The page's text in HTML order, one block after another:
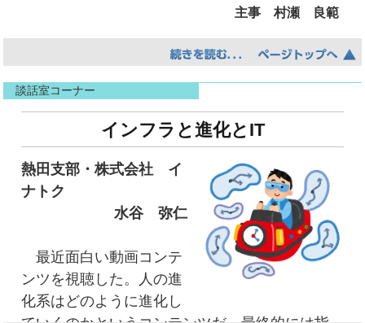
度の普及に協力するため、学区訓練への参加や
区関係防災訓練へ積極的に参画して周知を図っ
ています。
特に市民生活に近い区役所との連携は緊急時
には必須と考えており、区役所へ実態説明を積
極的に行っています。先だっては今年4月に就任
した区長さんのところに上下水道局の飯田局長
とともに地域に根差した名水協の防災活動など
実態を説明させていただきました。
こういった私どもの防災に対する地域に根差
した取組が評価され、平成29年に名古屋市防災
表彰をいただきました。
■2022年の事業戦略は
始）を迎えますが、その創設期においては、コ
レラやチフスなどの感染症への対策が大きな社
会問題となっており、保健衛生上の必要性から
水道、下水道の整備が進められたという経緯が
当時の飲料水は、住民が個別に掘った井戸に
頼ったものがほとんどでしたが、名古屋城を北
端とする南北に細長く連なる丘陵上に市街が形
成されていたため、地形上の理由から地下の伏
流水に乏しく、井戸水の多くは雨水や汚水が地
中に浸透して溜まった水というのが実態でし
た。井戸水の汚染や不衛生な排水事情は深刻で
あり、飲料に適する井戸は少なく、繰り返し感
染症の流行にさらされたため、清浄な飲料水の
主事 村瀬 良範
もうすぐ春ですね。一般的に春は「出会い」
と「別れ」の季節とされ、学生さんたちとって
は「入学」「卒業」「クラス替え」、社会人に
なれば「入社」「退職」「人事異動」などの時
期であり、４月から始まる「年度」がもたらす
国民的慣習とも言えるでしょう。海外では日本
の社会全体で利用される一元的な「年度」とい
うものではなく、「会計」「学校」など内容に
応じた使い分けをしながら「年度」を利用して
いるようで、なかには「トウモロコシ年度」な
んてものもあるようです。
談話室コーナー
インフラと進化とIT
熱田支部・株式会社 イ
ナトク
水谷 弥仁
最近面白い動画コンテ
ンツを視聴した。人の進
化系はどのように進化し